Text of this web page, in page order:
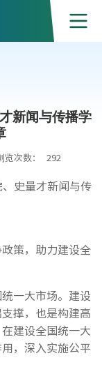
新闻与传播学
览次数： 292
史量才新闻与传
策，助力建设全
一大市场。建设
撑，也是构建高
建设全国统一大
，深入实施公平